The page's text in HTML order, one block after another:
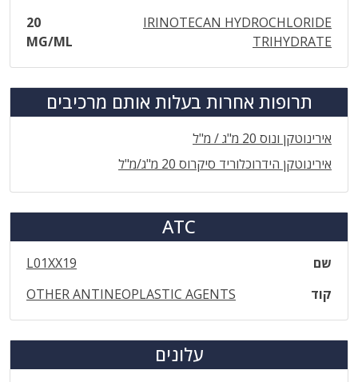
IRINOTECAN HYDROCHLORIDE
TRIHYDRATE
20
MG/ML
תרופות אחרות בעלות אותם מרכיבים
אירינוטקן ונוס 20 מ"ג / מ"ל
אירינוטקן הידרוכלוריד סיקרוס 20 מ"ג/מ"ל
ATC
שם
L01XX19
קוד
OTHER ANTINEOPLASTIC AGENTS
עלונים